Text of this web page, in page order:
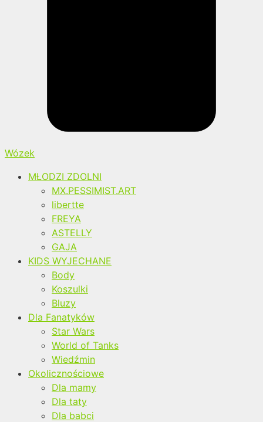
Wózek
MŁODZI ZDOLNI
MX.PESSIMIST.ART
libertte
FREYA
ASTELLY
GAJA
KIDS WYJECHANE
Body
Koszulki
Bluzy
Dla Fanatyków
Star Wars
World of Tanks
Wiedźmin
Okolicznościowe
Dla mamy
Dla taty
Dla babci